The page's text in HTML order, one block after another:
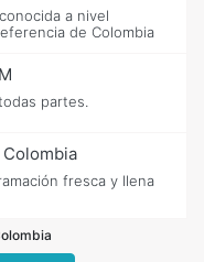
a nivel
de Colombia
partes.
fresca y llena